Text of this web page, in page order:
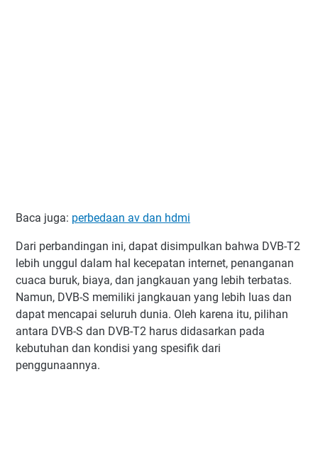
Baca juga: perbedaan av dan hdmi
Dari perbandingan ini, dapat disimpulkan bahwa DVB-T2
lebih unggul dalam hal kecepatan internet, penanganan
cuaca buruk, biaya, dan jangkauan yang lebih terbatas.
Namun, DVB-S memiliki jangkauan yang lebih luas dan
dapat mencapai seluruh dunia. Oleh karena itu, pilihan
antara DVB-S dan DVB-T2 harus didasarkan pada
kebutuhan dan kondisi yang spesifik dari
penggunaannya.